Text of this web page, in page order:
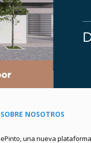
SOBRE NOSOTROS
ePinto, una nueva